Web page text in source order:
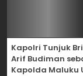
Kapolri Tunjuk
Arif Budiman
Kapolda Maluku